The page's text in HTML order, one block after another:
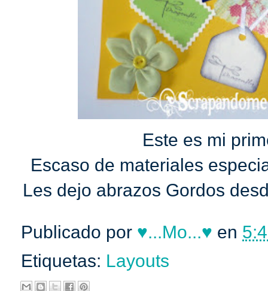
Este es mi
Escaso de materiales
Les dejo abrazos Gordos
Publicado por ♥...Mo...♥ en
Etiquetas: Layouts